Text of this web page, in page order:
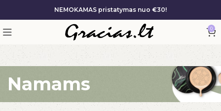
NEMOKAMAS pristatymas nuo €30!
0
Namams